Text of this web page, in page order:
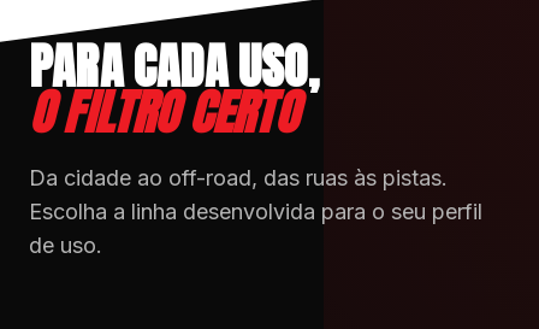
PARA CADA USO,
O FILTRO CERTO
Da cidade ao off-road, das ruas às pistas.
Escolha a linha desenvolvida para o seu perfil
de uso.